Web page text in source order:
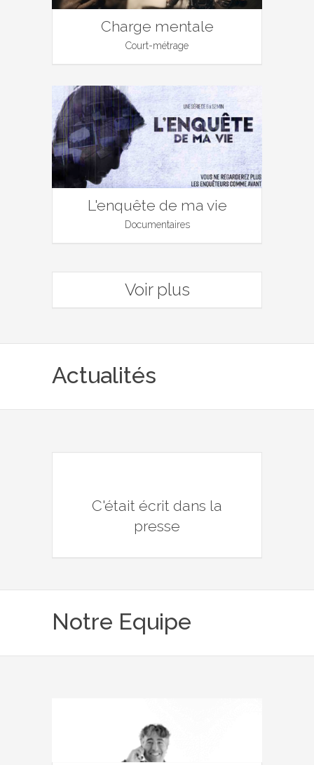
Charge mentale
Court-métrage
L'enquête de ma vie
Documentaires
Voir plus
Actualités
C'était écrit dans la
presse
Notre Equipe